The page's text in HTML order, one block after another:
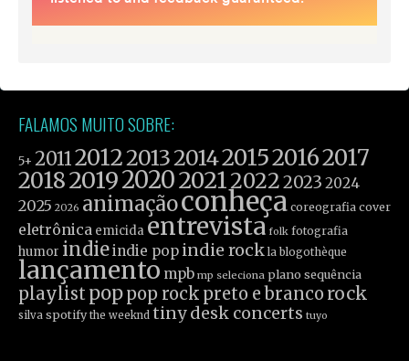
FALAMOS MUITO SOBRE:
5+ 2011201220132014201520162017
201820192020202120222023 2024
2025 2026 animaçãoconheça coreografia cover
eletrônica emicida entrevista folk fotografia
humor indieindie pop indie rock la blogothèque
lançamento mpb mp seleciona plano sequência
playlist poppop rock preto e branco rock
silva spotify the weeknd tiny desk concerts tuyo